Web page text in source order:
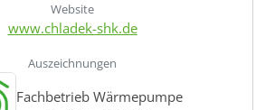
Website
www.chladek-shk.de
Auszeichnungen
Fachbetrieb Wärmepumpe